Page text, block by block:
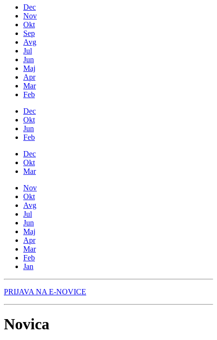
Dec
Nov
Okt
Sep
Avg
Jul
Jun
Maj
Apr
Mar
Feb
Dec
Okt
Jun
Feb
Dec
Okt
Mar
Nov
Okt
Avg
Jul
Jun
Maj
Apr
Mar
Feb
Jan
PRIJAVA NA E-NOVICE
Novica